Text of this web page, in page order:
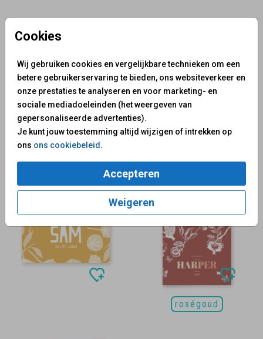
Cookies
Wij gebruiken cookies en vergelijkbare technieken om een
betere gebruikerservaring te bieden, ons websiteverkeer en
onze prestaties te analyseren en voor marketing- en
sociale mediadoeleinden (het weergeven van
gepersonaliseerde advertenties).
Je kunt jouw toestemming altijd wijzigen of intrekken op
ons ons cookiebeleid.
Accepteren
Weigeren
goudfolie
roségoud